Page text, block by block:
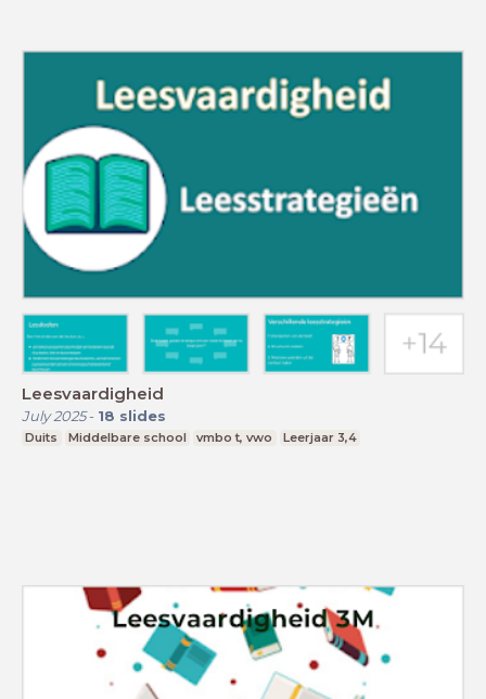
Leesvaardigheid
July 2025- 18 slides
Duits Middelbare school vmbo t, vwo Leerjaar 3,4